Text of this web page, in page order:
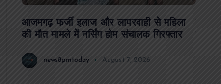
आजमगढ़ फर्जी इलाज और लापरवाही से महिला
की मौत मामले में नर्सिंग होम संचालक गिरफ्तार
news8pmtoday August 7, 2026